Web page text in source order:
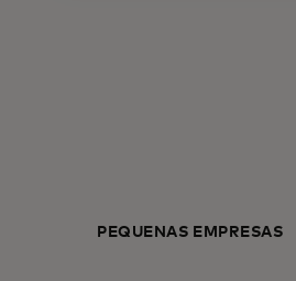
PEQUEÑAS EMPRESAS